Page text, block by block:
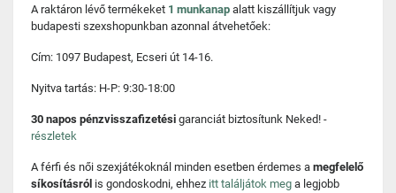
A raktáron lévő termékeket 1 munkanap alatt kiszállítjuk vagy
budapesti szexshopunkban azonnal átvehetőek:
Cím: 1097 Budapest, Ecseri út 14-16.
Nyitva tartás: H-P: 9:30-18:00
30 napos pénzvisszafizetési garanciát biztosítunk Neked! -
részletek
A férfi és női szexjátékoknál minden esetben érdemes a megfelelő
síkosításról is gondoskodni, ehhez itt találjátok meg a legjobb